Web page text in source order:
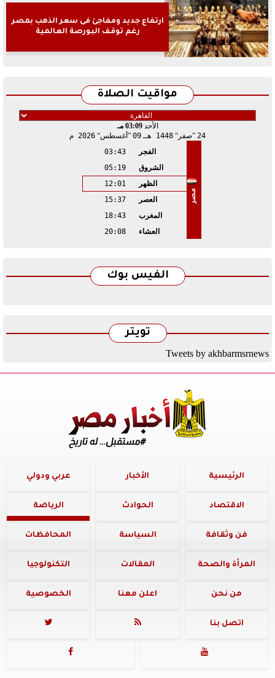
ارتفاع جديد ومفاجئ فى سعر الذهب بمصر
رغم توقف البورصة العالمية
مواقيت الصلاة
الأحد03:09 مـ
24 صفر 1448 هـ 09 أغسطس 2026 م
مصر
الفجر
03:43
الشروق
05:19
الظهر
12:01
العصر
15:37
المغرب
18:43
العشاء
20:08
الفيس بوك
تويتر
Tweets by akhbarmsrnews
الرئيسية الأخبار عربي ودولي
الاقتصاد الحوادث الرياضة
فن وثقافة السياسة المحافظات
المرأة والصحة المقالات التكنولوجيا
من نحن اعلن معنا الخصوصية
اتصل بنا 


